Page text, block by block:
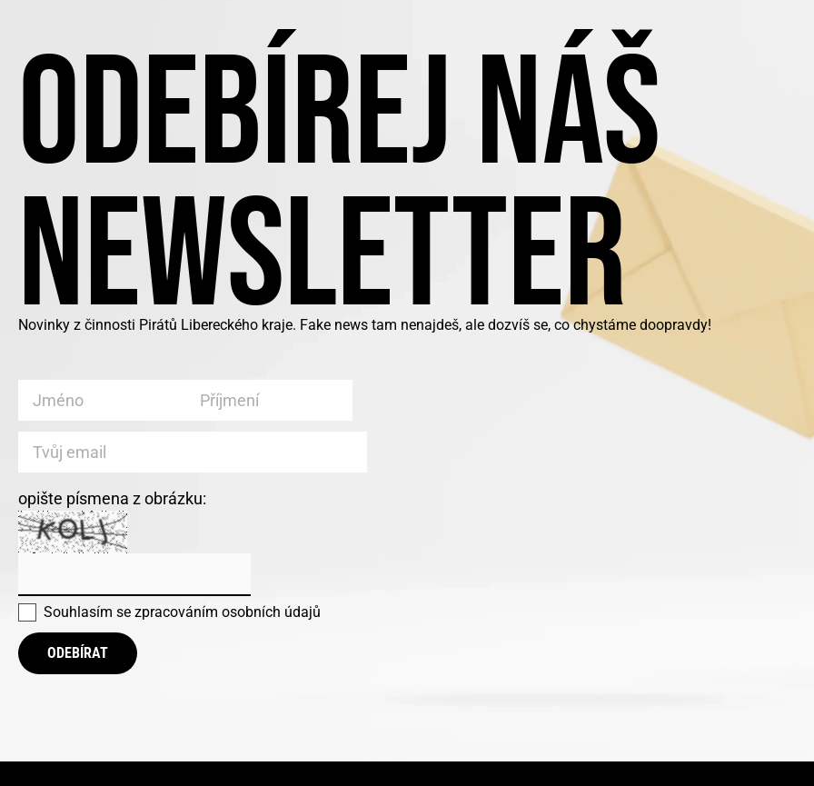
ODEBÍREJ NÁŠ
NEWSLETTER
Novinky z činnosti Pirátů Libereckého kraje. Fake news tam nenajdeš, ale dozvíš se, co chystáme doopravdy!
opište písmena z obrázku:
Souhlasím se zpracováním osobních údajů
ODEBÍRAT